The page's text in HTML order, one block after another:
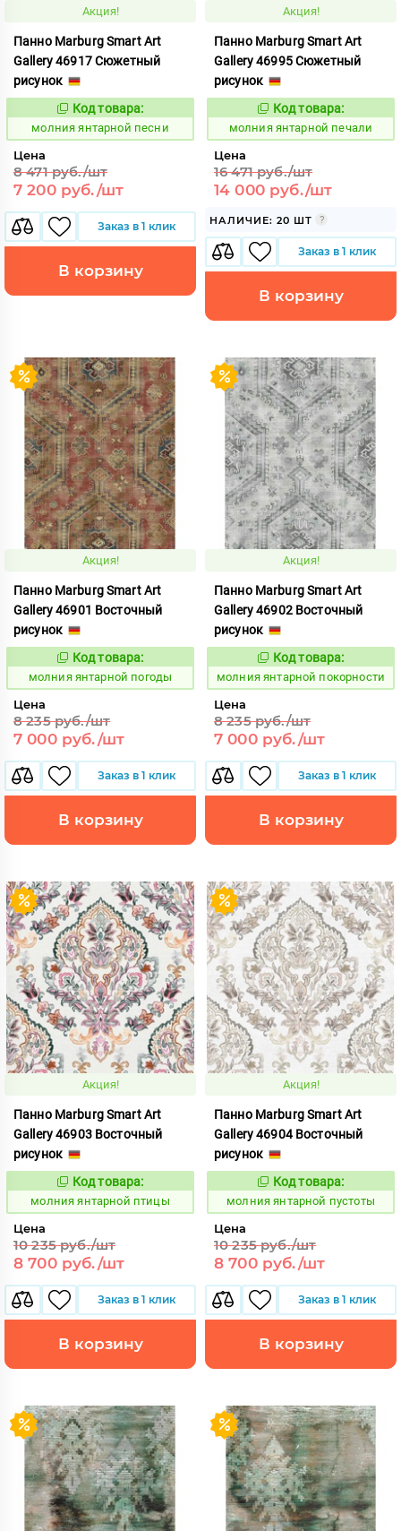
Акция!
Панно Marburg Smart Art
Gallery 46917 Сюжетный
рисунок
1015444
Код товара:
молния янтарной песни
Цена
8 471 руб./шт
7 200 руб./шт
Заказ в 1 клик
В корзину
Акция!
Панно Marburg Smart Art
Gallery 46995 Сюжетный
рисунок
1015445
Код товара:
молния янтарной печали
Цена
16 471 руб./шт
14 000 руб./шт
НАЛИЧИЕ: 20 ШТ
Заказ в 1 клик
В корзину
Акция!
Панно Marburg Smart Art
Gallery 46901 Восточный
рисунок
1015446
Код товара:
молния янтарной погоды
Цена
8 235 руб./шт
7 000 руб./шт
Заказ в 1 клик
В корзину
Акция!
Панно Marburg Smart Art
Gallery 46902 Восточный
рисунок
1015447
Код товара:
молния янтарной покорности
Цена
8 235 руб./шт
7 000 руб./шт
Заказ в 1 клик
В корзину
Акция!
Панно Marburg Smart Art
Gallery 46903 Восточный
рисунок
1015448
Код товара:
молния янтарной птицы
Цена
10 235 руб./шт
8 700 руб./шт
Заказ в 1 клик
В корзину
Акция!
Панно Marburg Smart Art
Gallery 46904 Восточный
рисунок
1015449
Код товара:
молния янтарной пустоты
Цена
10 235 руб./шт
8 700 руб./шт
Заказ в 1 клик
В корзину